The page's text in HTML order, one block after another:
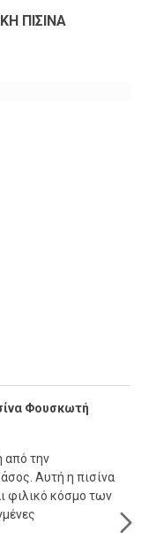
ΠΙΣΊΝΑ
Φουσκωτή
από την
Αυτή η πισίνα
φιλικό κόσμο των